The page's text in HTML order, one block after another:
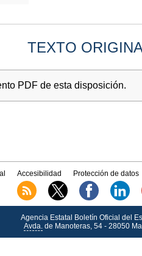
TEXTO
PDF de esta disposición.
Accesibilidad Protección de datos
Agencia Estatal Boletín Oficial del
Avda.de Manoteras, 54 - 28050